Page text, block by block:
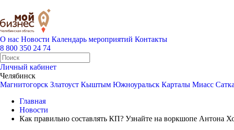
О нас Новости Календарь мероприятий Контакты
8 800 350 24 74
Личный кабинет
Челябинск
Магнитогорск Златоуст Кыштым Южноуральск Карталы Миасс Сатка
Главная
Новости
Как правильно составлять КП? Узнайте на воркшопе Антона